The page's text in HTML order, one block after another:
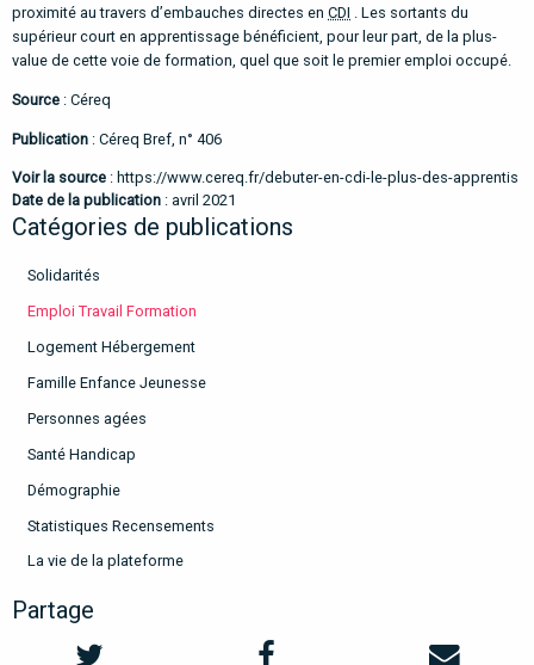
proximité au travers d’embauches directes en CDI . Les sortants du
supérieur court en apprentissage bénéficient, pour leur part, de la plus-
value de cette voie de formation, quel que soit le premier emploi occupé.
Source : Céreq
Publication : Céreq Bref, n° 406
Voir la source : https://www.cereq.fr/debuter-en-cdi-le-plus-des-apprentis
Date de la publication : avril 2021
Catégories de publications
Solidarités
Emploi Travail Formation
Logement Hébergement
Famille Enfance Jeunesse
Personnes agées
Santé Handicap
Démographie
Statistiques Recensements
La vie de la plateforme
Partage